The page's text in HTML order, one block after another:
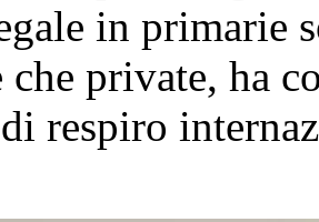
in primarie
private, ha
respiro